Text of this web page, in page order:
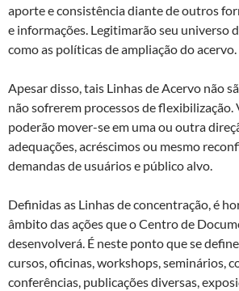
aporte e consistência diante de outros
e informações. Legitimarão seu universo
como as políticas de ampliação do acervo.
Apesar disso, tais Linhas de Acervo não
não sofrerem processos de flexibilização.
poderão mover-se em uma ou outra
adequações, acréscimos ou mesmo
demandas de usuários e público alvo.
Definidas as Linhas de concentração, é
âmbito das ações que o Centro de
desenvolverá. É neste ponto que se
cursos, oficinas, workshops, seminários,
conferências, publicações diversas,